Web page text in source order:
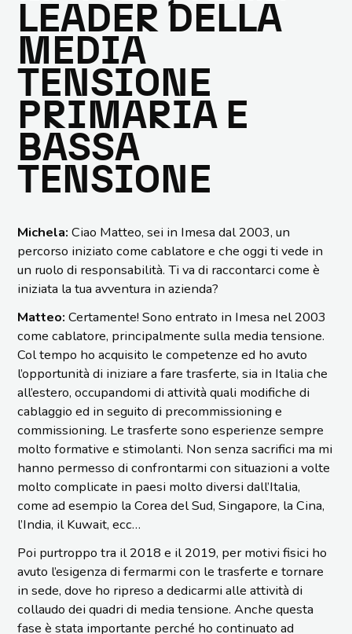
LEADER DELLA
MEDIA
TENSIONE
PRIMARIA E
BASSA
TENSIONE
Michela:Ciao Matteo, sei in Imesa dal 2003, un
percorso iniziato come cablatore e che oggi ti vede in
un ruolo di responsabilità. Ti va di raccontarci come è
iniziata la tua avventura in azienda?
Matteo:Certamente! Sono entrato in Imesa nel 2003
come cablatore, principalmente sulla media tensione.
Col tempo ho acquisito le competenze ed ho avuto
l’opportunità di iniziare a fare trasferte, sia in Italia che
all’estero, occupandomi di attività quali modifiche di
cablaggio ed in seguito di precommissioning e
commissioning. Le trasferte sono esperienze sempre
molto formative e stimolanti. Non senza sacrifici ma mi
hanno permesso di confrontarmi con situazioni a volte
molto complicate in paesi molto diversi dall’Italia,
come ad esempio la Corea del Sud, Singapore, la Cina,
l’India, il Kuwait, ecc…
Poi purtroppo tra il 2018 e il 2019, per motivi fisici ho
avuto l’esigenza di fermarmi con le trasferte e tornare
in sede, dove ho ripreso a dedicarmi alle attività di
collaudo dei quadri di media tensione. Anche questa
fase è stata importante perché ho continuato ad